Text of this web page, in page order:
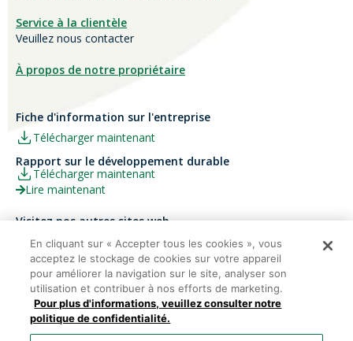
Service à la clientèle
Veuillez nous contacter
À propos de notre propriétaire
Fiche d'information sur l'entreprise
Télécharger maintenant
Rapport sur le développement durable
Télécharger maintenant
Lire maintenant
Visitez nos autres sites web
Carrières
Ariva
Papier Xerox® Canada
Xerox® Paper USA
En cliquant sur « Accepter tous les cookies », vous
acceptez le stockage de cookies sur votre appareil
pour améliorer la navigation sur le site, analyser son
utilisation et contribuer à nos efforts de marketing.
Pour plus d'informations, veuillez consulter notre
politique de confidentialité.